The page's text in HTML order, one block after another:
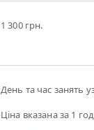
1 300 грн.
День та час занять
Ціна вказана за 1